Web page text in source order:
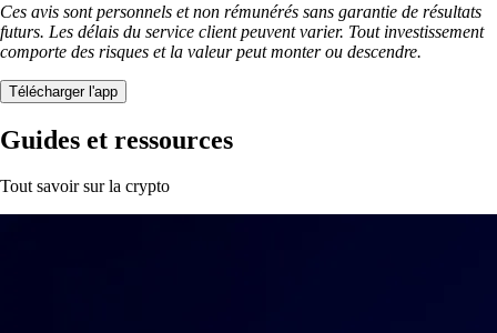
Ces avis sont personnels et non rémunérés sans garantie de résultats
futurs. Les délais du service client peuvent varier. Tout investissement
comporte des risques et la valeur peut monter ou descendre.
Télécharger l'app
Guides et ressources
Tout savoir sur la crypto